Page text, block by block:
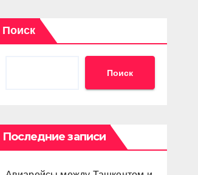
Поиск
Поиск
Последние записи